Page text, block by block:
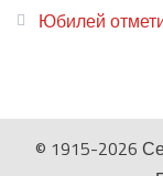
Юбилей
© 1915-2026